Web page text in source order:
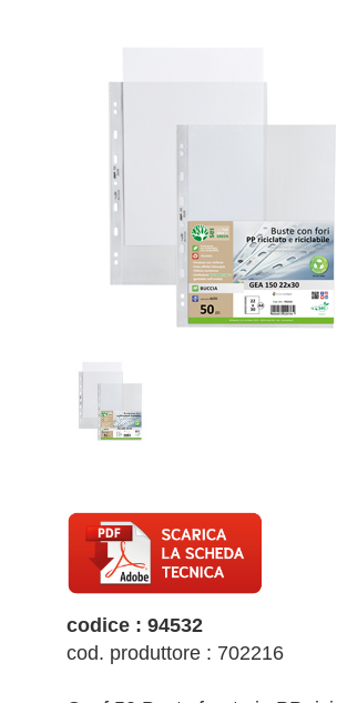
codice : 94532
cod. produttore : 702216